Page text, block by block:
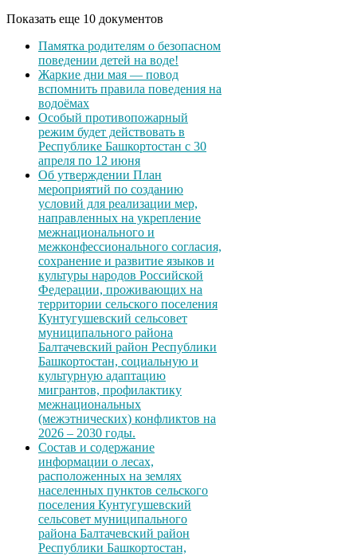
Показать еще 10 документов
Памятка родителям о безопасном
поведении детей на воде!
Жаркие дни мая — повод
вспомнить правила поведения на
водоёмах
Особый противопожарный
режим будет действовать в
Республике Башкортостан с 30
апреля по 12 июня
Об утверждении План
мероприятий по созданию
условий для реализации мер,
направленных на укрепление
межнационального и
межконфессионального согласия,
сохранение и развитие языков и
культуры народов Российской
Федерации, проживающих на
территории сельского поселения
Кунтугушевский сельсовет
муниципального района
Балтачевский район Республики
Башкортостан, социальную и
культурную адаптацию
мигрантов, профилактику
межнациональных
(межэтнических) конфликтов на
2026 – 2030 годы.
Состав и содержание
информации о лесах,
расположенных на землях
населенных пунктов сельского
поселения Кунтугушевский
сельсовет муниципального
района Балтачевский район
Республики Башкортостан,